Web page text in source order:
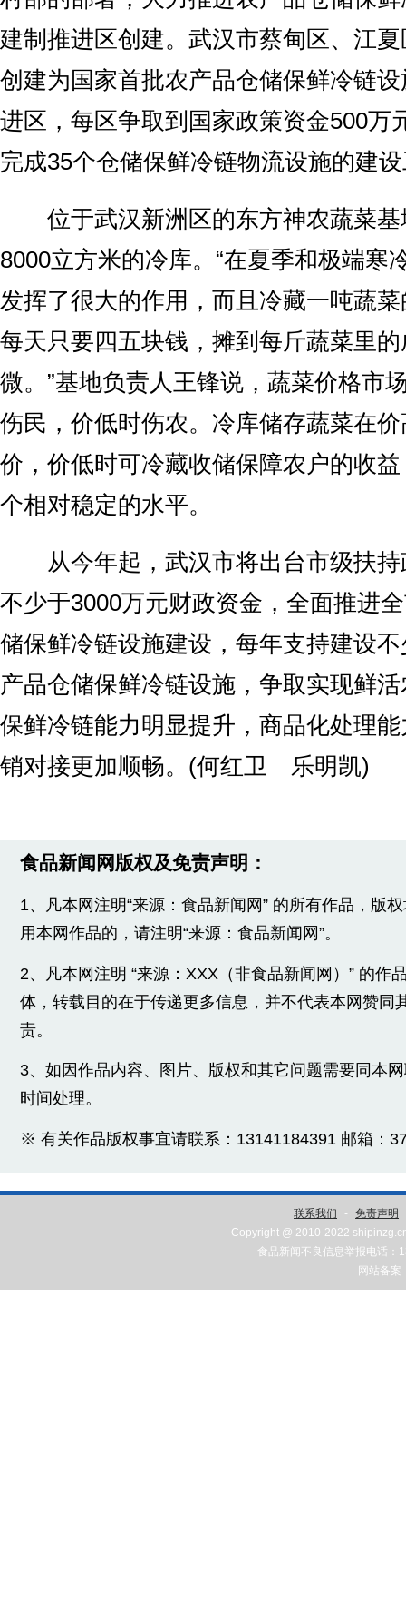
建制推进区创建。武汉市蔡甸区、江
创建为国家首批农产品仓储保鲜冷链
进区，每区争取到国家政策资金500万
完成35个仓储保鲜冷链物流设施的建
位于武汉新洲区的东方神农蔬菜基
8000立方米的冷库。“在夏季和极端寒
发挥了很大的作用，而且冷藏一吨蔬
每天只要四五块钱，摊到每斤蔬菜里
微。”基地负责人王锋说，蔬菜价格市
伤民，价低时伤农。冷库储存蔬菜在
价，价低时可冷藏收储保障农户的收
个相对稳定的水平。
从今年起，武汉市将出台市级扶持
不少于3000万元财政资金，全面推进
储保鲜冷链设施建设，每年支持建设
产品仓储保鲜冷链设施，争取实现鲜
保鲜冷链能力明显提升，商品化处理
销对接更加顺畅。(何红卫 乐明凯)
食品新闻网版权及免责声明：
1、凡本网注明“来源：食品新闻网” 的所有作品，版
用本网作品的，请注明“来源：食品新闻网”。
2、凡本网注明 “来源：XXX（非食品新闻网）” 的作
体，转载目的在于传递更多信息，并不代表本网赞同
责。
3、如因作品内容、图片、版权和其它问题需要同本
时间处理。
※ 有关作品版权事宜请联系：13141184391 邮箱：
联系我们 - 免责声明
Copyright @ 2010-2022
食品新闻不良信息举报电话：
网站备案